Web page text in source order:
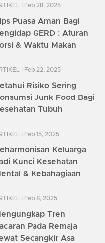
| Feb 28, 2025
Puasa Aman Bagi
GERD : Aturan
& Waktu Makan
| Feb 22, 2025
Risiko Sering
Junk Food Bagi
Tubuh
| Feb 15, 2025
Keluarga
Kunci Kesehatan
& Kebahagiaan
| Feb 8, 2025
Tren
Pada Remaja
Secangkir Asa